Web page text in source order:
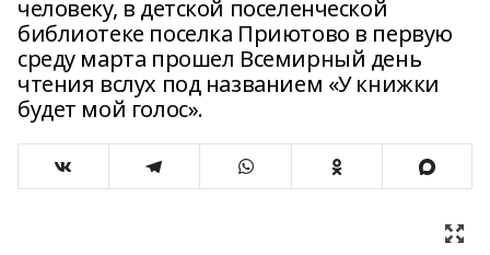
человеку, в детской поселенческой
библиотеке поселка Приютово в первую
среду марта прошел Всемирный день
чтения вслух под названием «У книжки
будет мой голос».